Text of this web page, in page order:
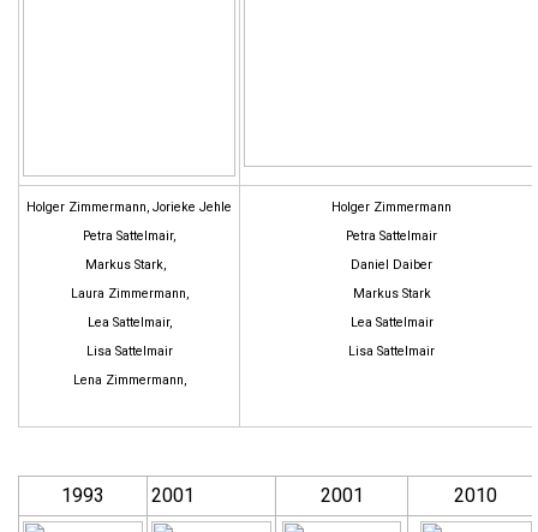
Holger Zimmermann, Jorieke Jehle
Petra Sattelmair,
Markus Stark,
Laura Zimmermann,
Lea Sattelmair,
Lisa Sattelmair
Lena Zimmermann,
Holger Zimmermann
Petra Sattelmair
Daniel Daiber
Markus Stark
Lea Sattelmair
Lisa Sattelmair
1993 2001 2001 2010